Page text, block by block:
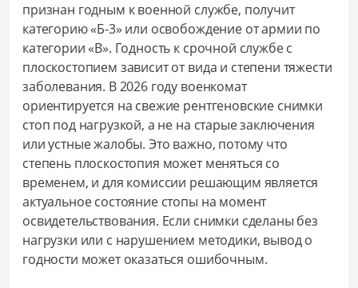
признан годным к военной службе, получит
категорию «Б-3» или освобождение от армии по
категории «В». Годность к срочной службе с
плоскостопием зависит от вида и степени тяжести
заболевания. В 2026 году военкомат
ориентируется на свежие рентгеновские снимки
стоп под нагрузкой, а не на старые заключения
или устные жалобы. Это важно, потому что
степень плоскостопия может меняться со
временем, и для комиссии решающим является
актуальное состояние стопы на момент
освидетельствования. Если снимки сделаны без
нагрузки или с нарушением методики, вывод о
годности может оказаться ошибочным.